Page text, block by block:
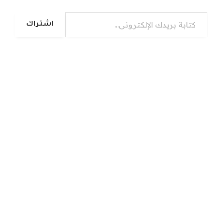
كتابة بريدك الإلكتروني...
اشتراك